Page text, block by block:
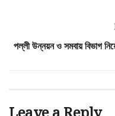
পল্লী উন্নয়ন ও সমবায়